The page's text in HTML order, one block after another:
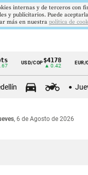
USD/COP$4178
▲ 0.42
EUR/COP
, 6 de Agosto de 2026
internas y de terceros con
y publicitarios. Puede
más en nuestra politica de